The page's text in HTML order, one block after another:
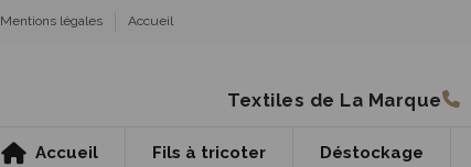
Mentions légales Accueil
Textiles de La Marque
Accueil Fils à tricoter Déstockage